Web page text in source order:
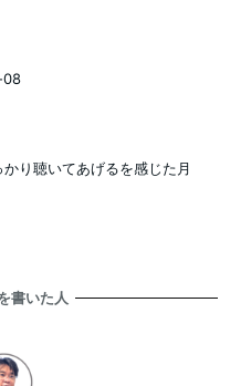
08
り聴いてあげるを感じた月
書いた人